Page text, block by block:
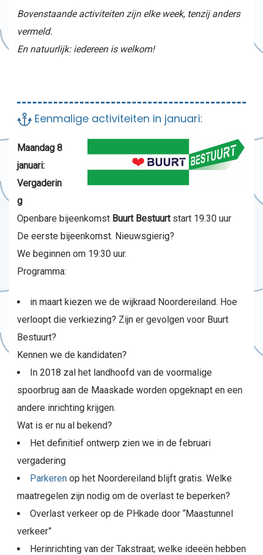
Bovenstaande activiteiten zijn elke week, tenzij anders
vermeld.
En natuurlijk: iedereen is welkom!
Eenmalige activiteiten in januari:
Maandag 8
januari:
Vergaderin
g
Openbare bijeenkomst Buurt Bestuurtstart 19.30 uur
De eerste bijeenkomst. Nieuwsgierig?
We beginnen om 19:30 uur.
Programma:
in maart kiezen we de wijkraad Noordereiland. Hoe
verloopt die verkiezing? Zijn er gevolgen voor Buurt
Bestuurt?
Kennen we de kandidaten?
In 2018 zal het landhoofd van de voormalige
spoorbrug aan de Maaskade worden opgeknapt en een
andere inrichting krijgen.
Wat is er nu al bekend?
Het definitief ontwerp zien we in de februari
vergadering
Parkeren op het Noordereiland blijft gratis. Welke
maatregelen zijn nodig om de overlast te beperken?
Overlast verkeer op de PHkade door “Maastunnel
verkeer”
Herinrichting van der Takstraat; welke ideeën hebben